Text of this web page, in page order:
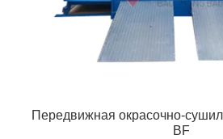
Передвижная окрасочно-
BF